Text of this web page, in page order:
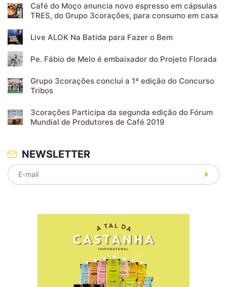
Café do Moço anuncia novo espresso em cápsulas
TRES, do Grupo 3corações, para consumo em casa
Live ALOK Na Batida para Fazer o Bem
Pe. Fábio de Melo é embaixador do Projeto Florada
Grupo 3corações conclui a 1ª edição do Concurso
Tribos
3corações Participa da segunda edição do Fórum
Mundial de Produtores de Café 2019
NEWSLETTER